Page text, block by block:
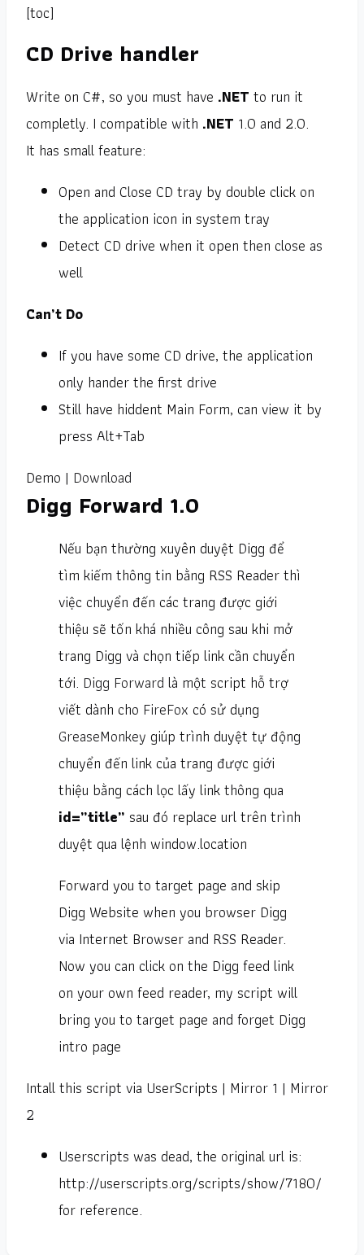
[toc]
CD Drive handler
Write on C#, so you must have .NET to run it
completly. I compatible with .NET 1.0 and 2.0.
It has small feature:
Open and Close CD tray by double click on
the application icon in system tray
Detect CD drive when it open then close as
well
Can’t Do
If you have some CD drive, the application
only hander the first drive
Still have hiddent Main Form, can view it by
press Alt+Tab
Demo | Download
Digg Forward 1.0
Nếu bạn thường xuyên duyệt Digg để
tìm kiếm thông tin bằng RSS Reader thì
việc chuyển đến các trang được giới
thiệu sẽ tốn khá nhiều công sau khi mở
trang Digg và chọn tiếp link cần chuyển
tới. Digg Forward là một script hỗ trợ
viết dành cho FireFox có sử dụng
GreaseMonkey giúp trình duyệt tự động
chuyển đến link của trang được giới
thiệu bằng cách lọc lấy link thông qua
id=”title” sau đó replace url trên trình
duyệt qua lệnh window.location
Forward you to target page and skip
Digg Website when you browser Digg
via Internet Browser and RSS Reader.
Now you can click on the Digg feed link
on your own feed reader, my script will
bring you to target page and forget Digg
intro page
Intall this script via UserScripts | Mirror 1 | Mirror
2
Userscripts was dead, the original url is:
http://userscripts.org/scripts/show/7180/
for reference.